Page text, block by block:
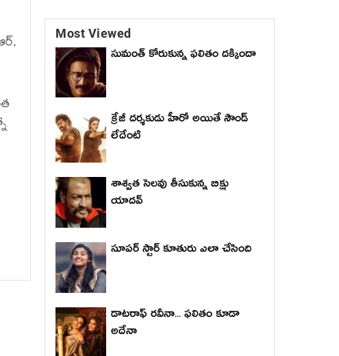
Most Viewed
సుమంత్ కోరుకున్న ఫలితం దక్కిందా
క్రేజీ దర్శకుడు హీరో అయితే సౌండ్
లేదేంటి
శాశ్వత సెలవు తీసుకున్న బిక్షు
యాదవ్
సూపర్ స్టార్ కూతురు ఎలా చేసింది
డాటరాఫ్ రవీనా... ఫలితం కూడా
అదేనా